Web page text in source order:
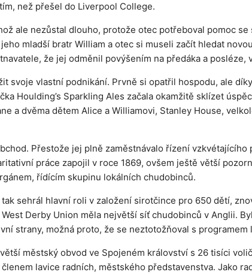
než přešel do Liverpool College.
ale nezůstal dlouho, protože otec potřeboval pomoc
mladší bratr William a otec si museli začít hledat
že jej odměnil povýšením na předáka a posléze,
svoje vlastní podnikání. Prvně si opatřil hospodu, ale
Houlding’s Sparkling Ales začala okamžitě sklízet
a dvěma dětem Alice a Williamovi, Stanley House,
Přestože jej plně zaměstnávalo řízení vzkvétajícího
práce zapojil v roce 1869, ovšem ještě větší
řídícím skupinu lokálních chudobinců.
sehrál hlavní roli v založení sirotčince pro 650 dětí,
Derby Union měla největší síť chudobinců v Anglii.
strany, možná proto, že se neztotožňoval s
městský obvod ve Spojeném království s 26 tisíci
lavice radních, městského představenstva. Jako